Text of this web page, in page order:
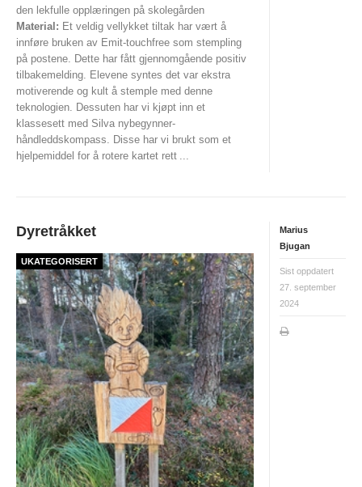
Tiomila "Hall of Fame"
Statistikk Jukola
25-manna
VM Historikk
EM Historikk
Junior-VM
Jubileumskalender
Grottaprisen
Kynningsrud og Aktivum stipend
INTERN KOMMUNIKASJON
LOVER OG REGLER
Startkontingent
Politiattest
den lekfulle opplæringen på skolegården
Material: Et veldig vellykket tiltak har vært å
innføre bruken av Emit-touchfree som stempling
på postene. Dette har fått gjennomgående positiv
tilbakemelding. Elevene syntes det var ekstra
motiverende og kult å stemple med denne
teknologien. Dessuten har vi kjøpt inn et
klassesett med Silva nybegynner-
håndleddskompass. Disse har vi brukt som et
hjelpemiddel for å rotere kartet rett
Dyretråkket
UKATEGORISERT
Marius
Bjugan
Sist oppdatert
27. september
2024